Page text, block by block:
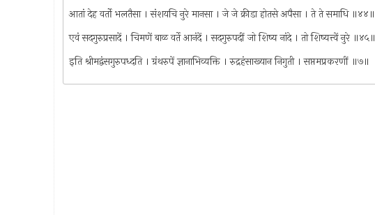
आतां देह वर्तो भलतैसा । संशयचि नुरे मानसा । जे जे क्रीडा होतसे अपैसा । ते ते समाधि ॥४४॥
एवं सदगुरुप्रसादें । चिमणें बाळ वर्ते आनंदें । सदगुरुपदीं जो शिष्य नांदे । तो शिष्यत्त्वें नुरे ॥४५॥
इति श्रीमद्वंसगुरुपध्दति । ग्रंथरुपें ज्ञानाभिव्यक्ति । रुद्रहंसाख्यान निगुती । सप्तमप्रकरणीं ॥७॥